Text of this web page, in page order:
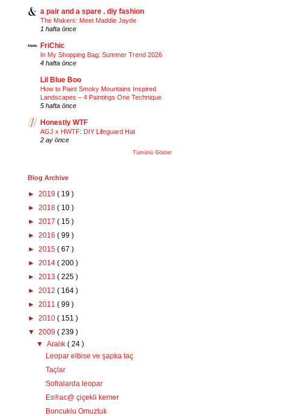
a pair and a spare . diy fashion
The Makers: Meet Maddie Jayde
1 hafta önce
FriChic
In My Shopping Bag: Summer Trend 2026
4 hafta önce
Lil Blue Boo
How to Paint Smoky Mountains Inspired
Landscapes – 4 Paintings One Technique
5 hafta önce
Honestly WTF
AGJ x HWTF: DIY Lifeguard Hat
2 ay önce
Tümünü Göster
Blog Archive
► 2019 ( 19 )
► 2018 ( 10 )
► 2017 ( 15 )
► 2016 ( 99 )
► 2015 ( 67 )
► 2014 ( 200 )
► 2013 ( 225 )
► 2012 ( 164 )
► 2011 ( 99 )
► 2010 ( 151 )
▼ 2009 ( 239 )
▼Aralık( 24 )
Leopar elbise ve şapka taç
Taçlar
Sofralarda leopar
Es®ac@ çiçekli kemer
Boncuklu Omuzluk